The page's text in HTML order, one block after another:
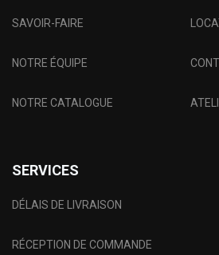
SAVOIR-FAIRE
NOTRE ÉQUIPE
NOTRE CATALOGUE
SERVICES
DÉLAIS DE LIVRAISON
RÉCEPTION DE COMMANDE